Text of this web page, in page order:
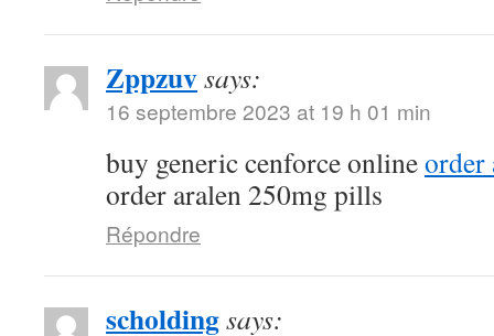
Zppzuvsays:
16 septembre 2023 at 19 h 01 min
buy generic cenforce onlineorder
order aralen 250mg pills
Répondre
scholdingsays: